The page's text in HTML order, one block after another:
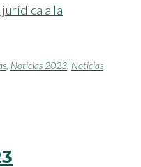
Noticias 2023 Noticias